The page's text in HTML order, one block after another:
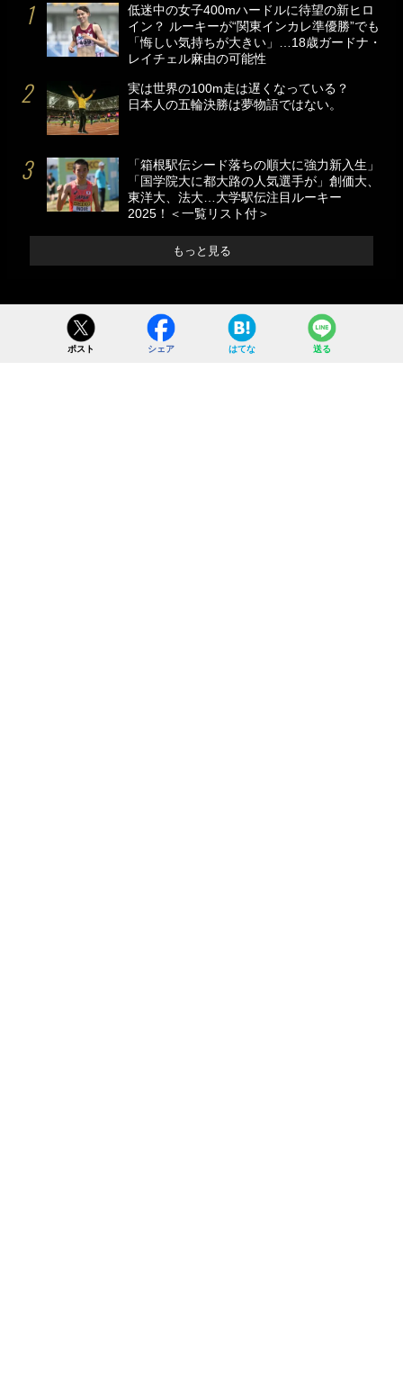
低迷中の女子400mハードルに待望の新ヒロ
イン？ ルーキーが“関東インカレ準優勝”でも
「悔しい気持ちが大きい」…18歳ガードナ・
レイチェル麻由の可能性
実は世界の100m走は遅くなっている？
日本人の五輪決勝は夢物語ではない。
「箱根駅伝シード落ちの順大に強力新入生」
「国学院大に都大路の人気選手が」創価大、
東洋大、法大…大学駅伝注目ルーキー
2025！＜一覧リスト付＞
もっと見る
ポスト シェア はてな 送る